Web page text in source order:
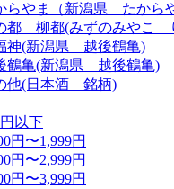
らやま（新潟県 たから
都 柳都(みずのみやこ
神(新潟県 越後鶴亀)
鶴亀(新潟県 越後鶴亀)
他(日本酒 銘柄)
以下
円〜1,999円
円〜2,999円
円〜3,999円